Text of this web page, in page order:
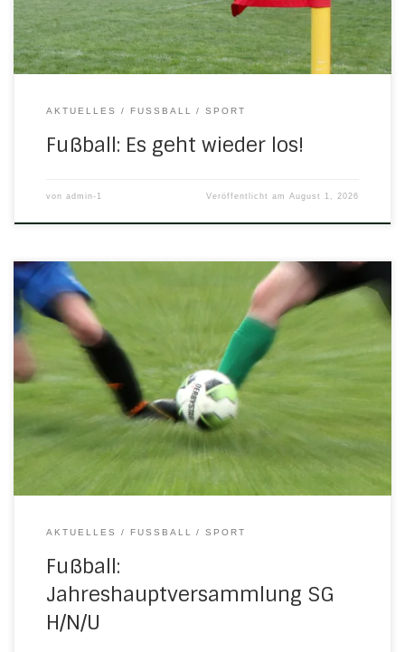
der SG natürlich freuen. Die spielfreie Zeit war ja […]
AKTUELLES FUSSBALL SPORT
Fußball: Es geht wieder los!
von admin-1 Veröffentlicht amAugust 1, 2026
Einladung Die diesjährige Jahreshauptversammlung findet
am Freitag, dem 24. Juli 2026 ab 20.30 Uhr im Sportlerheim
Nesselröden statt. Alle Mitglieder des TSV 1869
Herleshausen, des TSV 1906 Brandenfels Nesselröden und
des TSV 1964 Ulfegrund sind hierzu recht herzlich
eingeladen. Tagesordnung TOP 1Bericht des 1.
Vorsitzenden zur Serie 2025/26 TOP 2Bericht […]
AKTUELLES FUSSBALL SPORT
Fußball:
Jahreshauptversammlung SG
H/N/U